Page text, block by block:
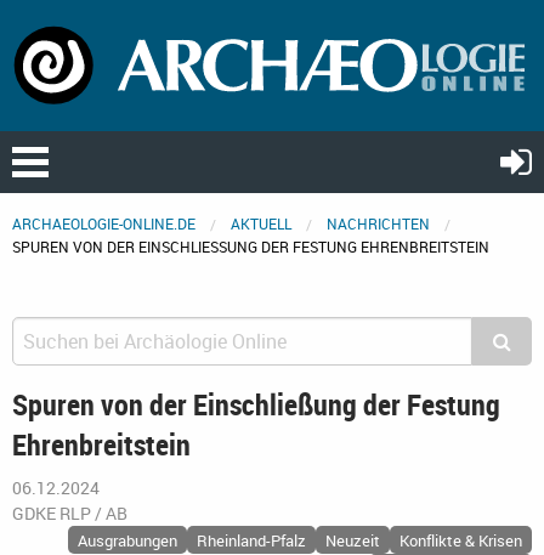
ARCHAEOLOGIE-ONLINE.DE AKTUELL
NACHRICHTEN
SPUREN VON DER EINSCHLIESSUNG DER FESTUNG EHRENBREITSTEIN
Spuren von der Einschließung der Festung
Ehrenbreitstein
06.12.2024
GDKE RLP / AB
Ausgrabungen Rheinland-Pfalz Neuzeit
Konflikte & Krisen